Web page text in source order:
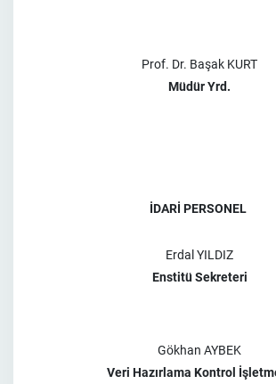
Prof. Dr. Başak KURT
Müdür Yrd.
İDARİ PERSONEL
Erdal YILDIZ
Enstitü Sekreteri
Gökhan AYBEK
Veri Hazırlama Kontrol